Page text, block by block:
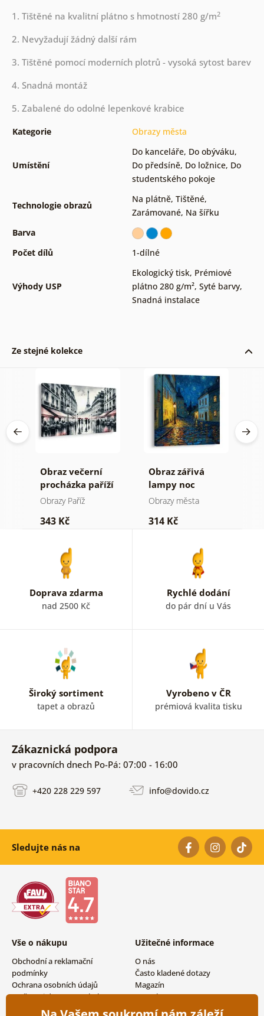
1. Tištěné na kvalitní plátno s hmotností 280 g/m2
2. Nevyžadují žádný další rám
3. Tištěné pomocí moderních plotrů - vysoká sytost barev
4. Snadná montáž
5. Zabalené do odolné lepenkové krabice
Kategorie Obrazy města
Umístění
Do kanceláře, Do obýváku,
Do předsíně, Do ložnice, Do
studentského pokoje
Technologie obrazů
Na plátně, Tištěné,
Zarámované, Na šířku
Barva
Počet dílů
1-dílné
Výhody USP
Ekologický tisk, Prémiové
plátno 280 g/m², Syté barvy,
Snadná instalace
Ze stejné kolekce
Obraz večerní
procházka paříží
Obrazy Paříž
343 Kč
Obraz zářivá
lampy noc
Obrazy města
314 Kč
Doprava zdarma
nad 2500 Kč
Rychlé dodání
do pár dní u Vás
Široký sortiment
tapet a obrazů
Vyrobeno v ČR
prémiová kvalita tisku
Zákaznická podpora
v pracovních dnech Po-Pá: 07:00 - 16:00
+420 228 229 597 info@dovido.cz
Sledujte nás na
Vše o nákupu
Obchodní a reklamační
podmínky
Ochrana osobních údajů
Možnosti dopravy a platby
Vrácení zboží
Užitečné informace
O nás
Často kladené dotazy
Magazín
Kontakty
Velkoobchodní spolupráce